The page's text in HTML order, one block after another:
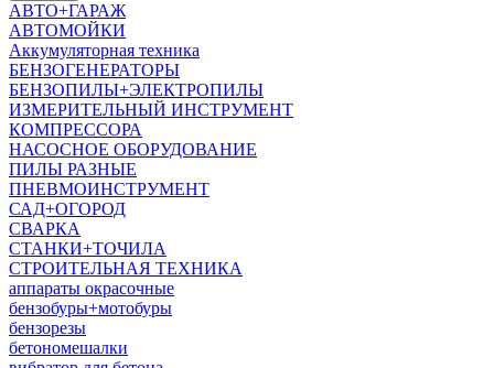
АВТО+ГАРАЖ
АВТОМОЙКИ
Аккумуляторная техника
БЕНЗОГЕНЕРАТОРЫ
БЕНЗОПИЛЫ+ЭЛЕКТРОПИЛЫ
ИЗМЕРИТЕЛЬНЫЙ ИНСТРУМЕНТ
КОМПРЕССОРА
НАСОСНОЕ ОБОРУДОВАНИЕ
ПИЛЫ РАЗНЫЕ
ПНЕВМОИНСТРУМЕНТ
САД+ОГОРОД
СВАРКА
СТАНКИ+ТОЧИЛА
СТРОИТЕЛЬНАЯ ТЕХНИКА
аппараты окрасочные
бензобуры+мотобуры
бензорезы
бетономешалки